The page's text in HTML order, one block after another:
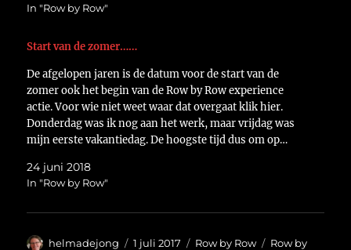
In "Row by Row"
Start van de zomer……
De afgelopen jaren is de datum voor de start van de
zomer ook het begin van de Row by Row experience
actie. Voor wie niet weet waar dat overgaat klik hier.
Donderdag was ik nog aan het werk, maar vrijdag was
mijn eerste vakantiedag. De hoogste tijd dus om op…
24 juni 2018
In "Row by Row"
Auteur
helmadejong
Geplaatst
1 juli 2017 Categorieën
Row by Row Tags
Row by